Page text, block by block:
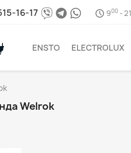
16-17 900 - 21
ENSTO ELECTROLUX
Welrok